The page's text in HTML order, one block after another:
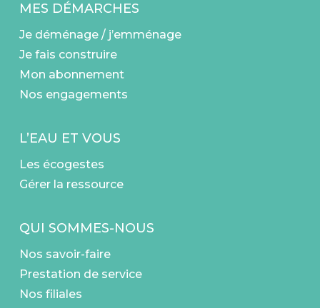
MES DÉMARCHES
Je déménage / j’emménage
Je fais construire
Mon abonnement
Nos engagements
L’EAU ET VOUS
Les écogestes
Gérer la ressource
QUI SOMMES-NOUS
Nos savoir-faire
Prestation de service
Nos filiales